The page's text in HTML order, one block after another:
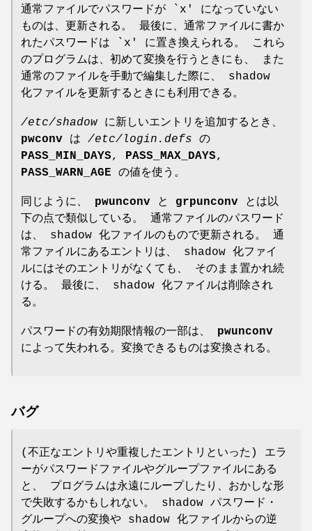
通常ファイルでパスワードが `x' になっていない
ものは、更新される。 最後に、通常ファイルに書か
れたパスワードは `x' に置き換えられる。 これら
のプログラムは、初めて変換を行うときにも、 また
通常のファイルを手動で編集した際に、 shadow
化ファイルを更新するときにも利用できる。
/etc/shadow に新しいエントリを追加するとき、
pwconv は /etc/login.defs の
PASS_MIN_DAYS, PASS_MAX_DAYS,
PASS_WARN_AGE の値を使う。
同じように、 pwunconv と grpunconv とは以
下の点で類似している。 通常ファイルのパスワード
は、 shadow 化ファイルのもので更新される。 通
常ファイルにあるエントリは、 shadow 化ファイ
ルにはそのエントリがなくても、 そのまま置かれ続
ける。 最後に、 shadow 化ファイルは削除され
る。
パスワードの有効期限情報の一部は、 pwunconv
によって失われる。変換できるものは変換される。
バグ
(不正なエントリや重複したエントリといった) エラ
ーがパスワードファイルやグループファイルにある
と、 プログラムは永遠にループしたり、おかしな形
で失敗するかもしれない。 shadow パスワード・
グループへの変換や shadow 化ファイルからの逆